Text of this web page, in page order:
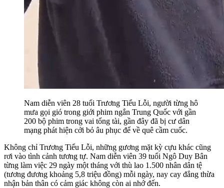
Nam diễn viên 28 tuổi Trương Tiểu Lỗi, người từng hô
mưa gọi gió trong giới phim ngắn Trung Quốc với gần
200 bộ phim trong vai tổng tài, gần đây đã bị cư dân
mạng phát hiện cởi bỏ âu phục để về quê cầm cuốc.
Không chỉ Trương Tiểu Lỗi, những gương mặt kỳ cựu khác cũng
rơi vào tình cảnh tương tự. Nam diễn viên 39 tuổi Ngô Duy Bân
từng làm việc 29 ngày một tháng với thù lao 1.500 nhân dân tệ
(tương đương khoảng 5,8 triệu đồng) mỗi ngày, nay cay đắng thừa
nhận bản thân có cảm giác không còn ai nhớ đến.